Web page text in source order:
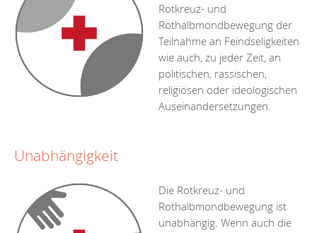
Rotkreuz- und
Rothalbmondbewegung der
Teilnahme an Feindseligkeiten
wie auch, zu jeder Zeit, an
politischen, rassischen,
religiösen oder ideologischen
Auseinandersetzungen.
Unabhängigkeit
Die Rotkreuz- und
Rothalbmondbewegung ist
unabhängig. Wenn auch die